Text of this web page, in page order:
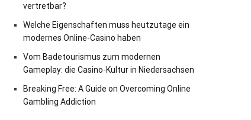
vertretbar?
Welche Eigenschaften muss heutzutage ein
modernes Online-Casino haben
Vom Badetourismus zum modernen
Gameplay: die Casino-Kultur in Niedersachsen
Breaking Free: A Guide on Overcoming Online
Gambling Addiction